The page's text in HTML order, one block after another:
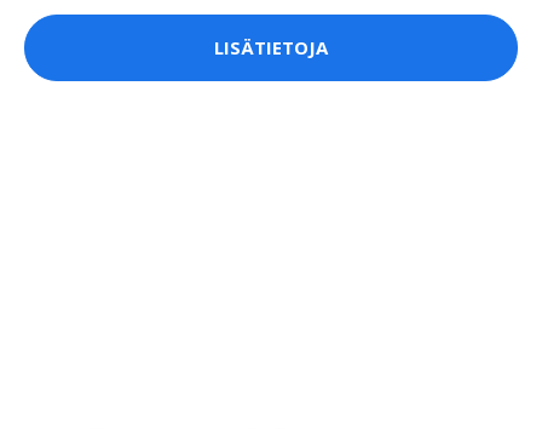
LISÄTIETOJA